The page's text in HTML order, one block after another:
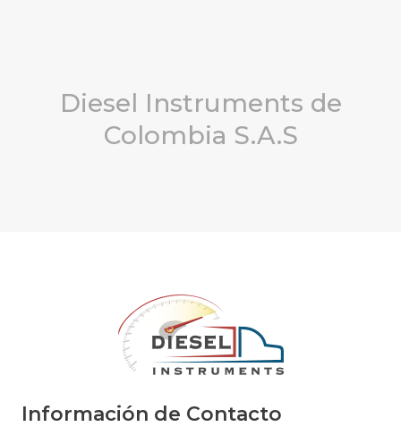
Diesel Instruments de
Colombia S.A.S
Información de Contacto